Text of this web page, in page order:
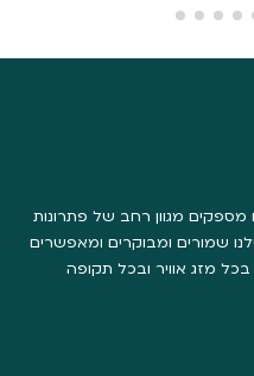
מגוון רחב של פתרונות
שמורים ומבוקרים ומאפשרים